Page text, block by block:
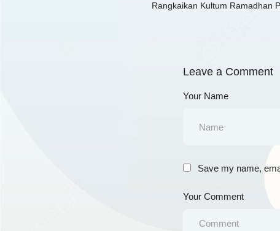
Rangkaikan Kultum Ramadhan
Leave a Comment
Your Name
Save my name,
Your Comment